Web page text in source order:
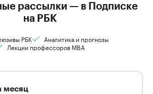
рассылки — в Подписке
на РБК
РБК
Аналитика и прогнозы
Лекции профессоров MBA
месяц